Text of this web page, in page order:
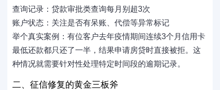
查询记录：贷款审批类查询每月别超3次
账户状态：关注是否有呆账、代偿等异常标记
举个真实案例：有位客户去年疫情期间连续3个月信用卡
最低还款都只还了一半，结果申请房贷时直接被拒。这
种情况就需要针对性处理特定时间段的逾期记录。
二、征信修复的黄金三板斧